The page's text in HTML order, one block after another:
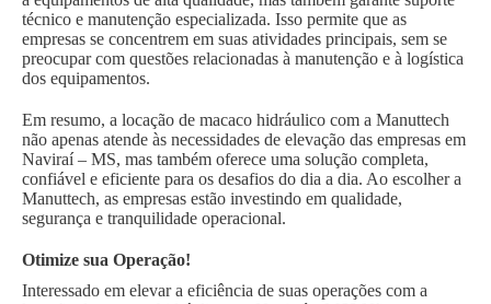
técnico e manutenção especializada. Isso permite que as
empresas se concentrem em suas atividades principais, sem se
preocupar com questões relacionadas à manutenção e à logística
dos equipamentos.
Em resumo, a locação de macaco hidráulico com a Manuttech
não apenas atende às necessidades de elevação das empresas em
Naviraí – MS, mas também oferece uma solução completa,
confiável e eficiente para os desafios do dia a dia. Ao escolher a
Manuttech, as empresas estão investindo em qualidade,
segurança e tranquilidade operacional.
Otimize sua Operação!
Interessado em elevar a eficiência de suas operações com a